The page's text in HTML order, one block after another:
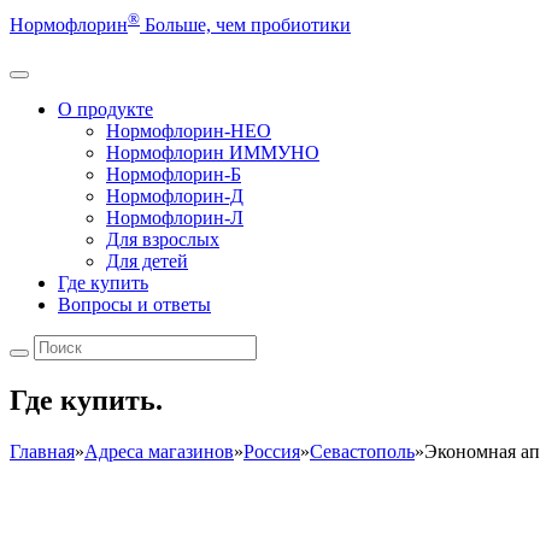
Нормофлорин® Больше, чем пробиотики
О продукте
Нормофлорин-НЕО
Нормофлорин ИММУНО
Нормофлорин-Б
Нормофлорин-Д
Нормофлорин-Л
Для взрослых
Для детей
Где купить
Вопросы и ответы
Где купить.
Главная»Адреса магазинов»Россия»Севастополь»Экономная